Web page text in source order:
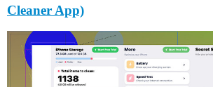
Cleaner App)